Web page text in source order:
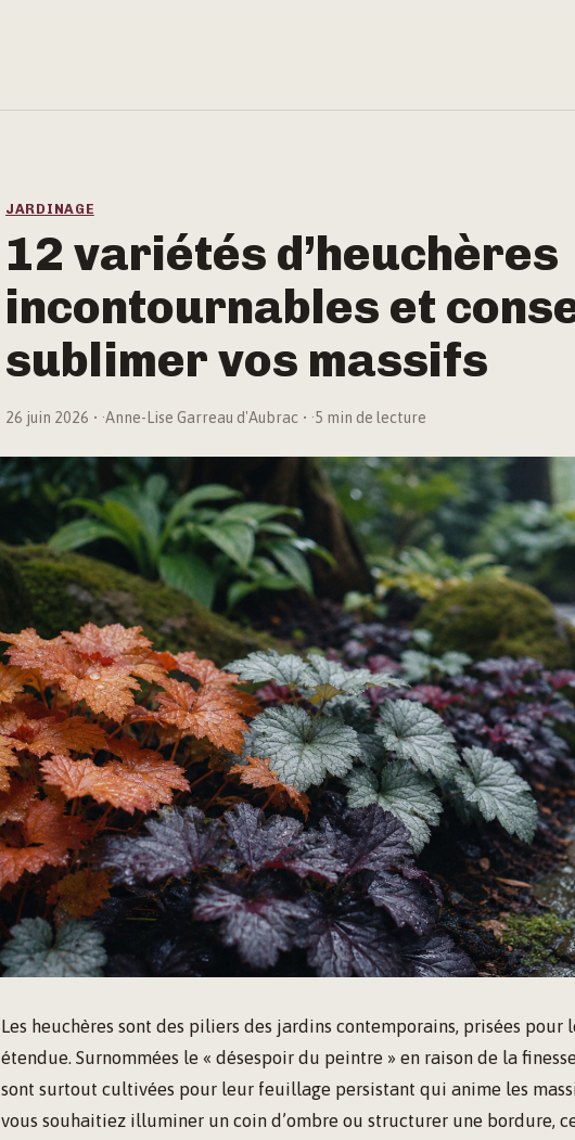
JARDINAGE
12 variétés d’heuchères
incontournables et
sublimer vos massifs
26 juin 2026 ·Anne-Lise Garreau d'Aubrac ·5 min de lecture
Les heuchères sont des piliers des jardins contemporains, prisées
étendue. Surnommées le « désespoir du peintre » en raison de la
sont surtout cultivées pour leur feuillage persistant qui anime les
vous souhaitiez illuminer un coin d’ombre ou structurer une bordure,